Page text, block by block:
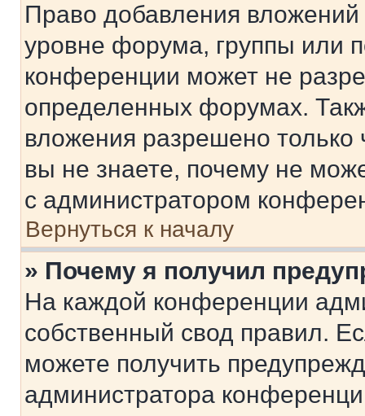
Право добавления
уровне форума, группы или
конференции может не
определенных форумах.
вложения разрешено
вы не знаете, почему не
с администратором
Вернуться к началу
» Почему я получил
На каждой конференции
собственный свод правил.
можете получить
администратора